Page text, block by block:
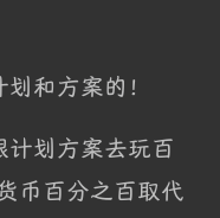
和方案的！
划方案去玩百
币百分之百取代